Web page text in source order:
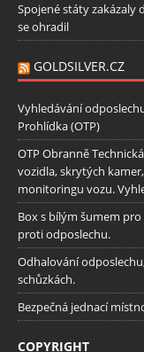
Spojené státy zakázaly
se ohradil
GOLDSILVER.CZ
Vyhledávání
Prohlídka (OTP)
OTP Obranně
vozidla, skrytých
monitoringu vozu.
Box s bílým šumem
proti odposlechu.
Odhalování
schůzkách.
Bezpečná jednací
COPYRIGHT